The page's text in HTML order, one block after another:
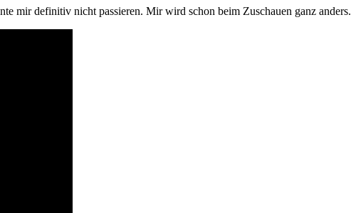
mir definitiv nicht passieren. Mir wird schon beim Zuschauen ganz anders.